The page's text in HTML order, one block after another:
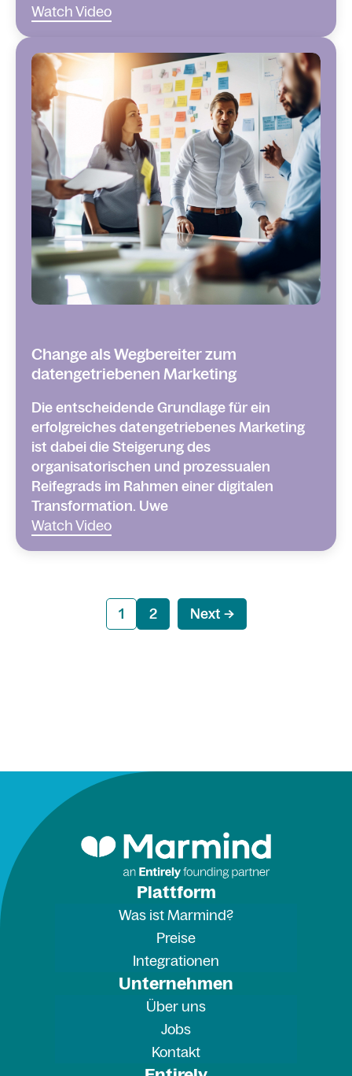
Watch Video
Change als Wegbereiter zum
datengetriebenen Marketing
Die entscheidende Grundlage für ein
erfolgreiches datengetriebenes Marketing
ist dabei die Steigerung des
organisatorischen und prozessualen
Reifegrads im Rahmen einer digitalen
Transformation. Uwe
Watch Video
1 2 Next →
Plattform
Was ist Marmind?
Preise
Integrationen
Unternehmen
Über uns
Jobs
Kontakt